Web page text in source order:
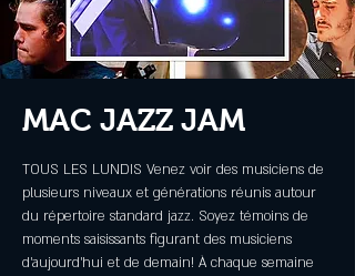
MAC JAZZ JAM
TOUS LES LUNDIS Venez voir des musiciens de
plusieurs niveaux et générations réunis autour
du répertoire standard jazz. Soyez témoins de
moments saisissants figurant des musiciens
d’aujourd’hui et de demain! À chaque semaine